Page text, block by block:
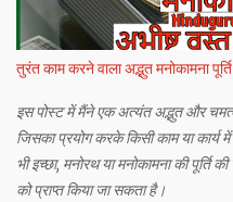
तुरंत काम करने वाला अद्भुत मनोकामना
इस पोस्ट में मैंने एक अत्यंत अद्भुत और
जिसका प्रयोग करके किसी काम या
भी इच्छा, मनोरथ या मनोकामना की पूर्ति
को प्राप्त किया जा सकता है।